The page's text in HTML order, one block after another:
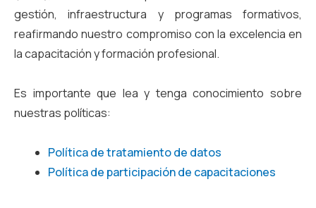
gestión, infraestructura y programas formativos,
reafirmando nuestro compromiso con la excelencia en
la capacitación y formación profesional.
Es importante que lea y tenga conocimiento sobre
nuestras políticas:
Política de tratamiento de datos
Política de participación de capacitaciones